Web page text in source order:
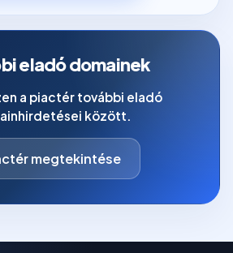
eladó domainek
a piactér további eladó
között.
megtekintése